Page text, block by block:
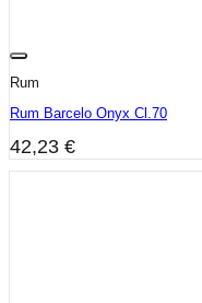
Rum
Rum Barcelo Onyx Cl.70
42,23 €